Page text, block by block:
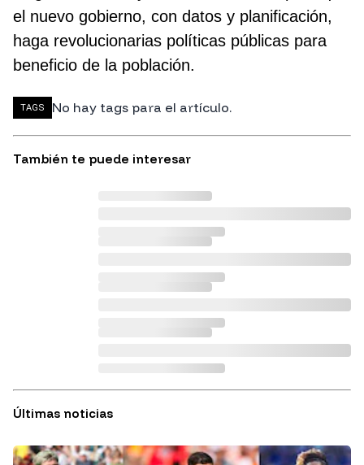
el nuevo gobierno, con datos y planificación,
haga revolucionarias políticas públicas para
beneficio de la población.
TAGS No hay tags para el artículo.
También te puede interesar
Últimas noticias